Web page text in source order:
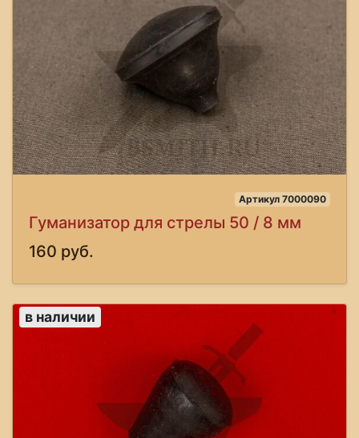
Артикул 7000090
Гуманизатор для стрелы 50 / 8 мм
160 руб.
в наличии